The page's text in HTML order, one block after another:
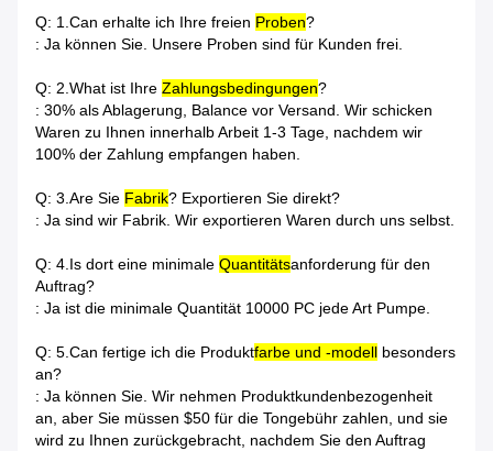
Q: 1.Can erhalte ich Ihre freien Proben?
: Ja können Sie. Unsere Proben sind für Kunden frei.
Q: 2.What ist Ihre Zahlungsbedingungen?
: 30% als Ablagerung, Balance vor Versand. Wir schicken
Waren zu Ihnen innerhalb Arbeit 1-3 Tage, nachdem wir
100% der Zahlung empfangen haben.
Q: 3.Are Sie Fabrik? Exportieren Sie direkt?
: Ja sind wir Fabrik. Wir exportieren Waren durch uns selbst.
Q: 4.Is dort eine minimale Quantitätsanforderung für den
Auftrag?
: Ja ist die minimale Quantität 10000 PC jede Art Pumpe.
Q: 5.Can fertige ich die Produktfarbe und -modell besonders
an?
: Ja können Sie. Wir nehmen Produktkundenbezogenheit
an, aber Sie müssen $50 für die Tongebühr zahlen, und sie
wird zu Ihnen zurückgebracht, nachdem Sie den Auftrag